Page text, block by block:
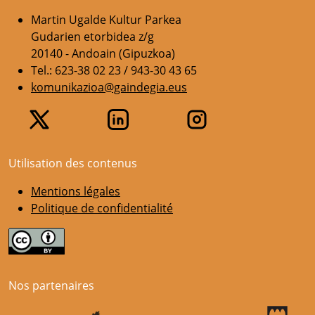
Martin Ugalde Kultur Parkea
Gudarien etorbidea z/g
20140 - Andoain (Gipuzkoa)
Tel.: 623-38 02 23 / 943-30 43 65
komunikazioa@gaindegia.eus
Utilisation des contenus
Mentions légales
Politique de confidentialité
Nos partenaires